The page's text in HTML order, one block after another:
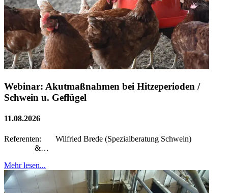
Webinar: Akutmaßnahmen bei Hitzeperioden /
Schwein u. Geflügel
11.08.2026
Referenten: Wilfried Brede (Spezialberatung Schwein)
&…
Mehr lesen...